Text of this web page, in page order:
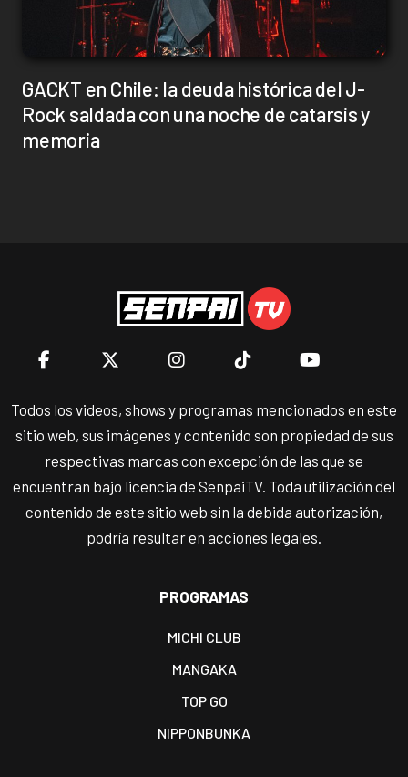
GACKT en Chile: la deuda histórica del J-
Rock saldada con una noche de catarsis y
memoria
Todos los videos, shows y programas mencionados en este
sitio web, sus imágenes y contenido son propiedad de sus
respectivas marcas con excepción de las que se
encuentran bajo licencia de SenpaiTV. Toda utilización del
contenido de este sitio web sin la debida autorización,
podría resultar en acciones legales.
PROGRAMAS
MICHI CLUB
MANGAKA
TOP GO
NIPPONBUNKA